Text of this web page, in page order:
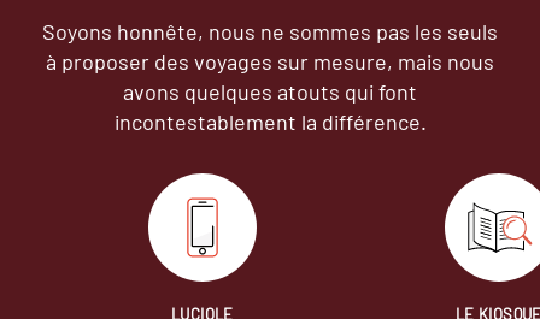
Soyons honnête, nous ne sommes pas les seuls
à proposer des voyages sur mesure, mais nous
avons quelques atouts qui font
incontestablement la différence.
LUCIOLE
LE